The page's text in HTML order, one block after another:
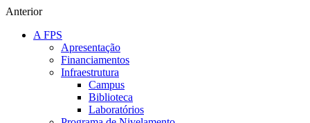
Anterior
A FPS
Apresentação
Financiamentos
Infraestrutura
Campus
Biblioteca
Laboratórios